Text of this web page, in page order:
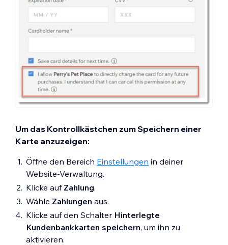
Um das Kontrollkästchen zum Speichern einer
Karte anzuzeigen:
Öffne den Bereich Einstellungen in deiner
Website-Verwaltung.
Klicke auf Zahlung.
Wähle Zahlungen aus.
Klicke auf den Schalter Hinterlegte
Kundenbankkarten speichern, um ihn zu
aktivieren.